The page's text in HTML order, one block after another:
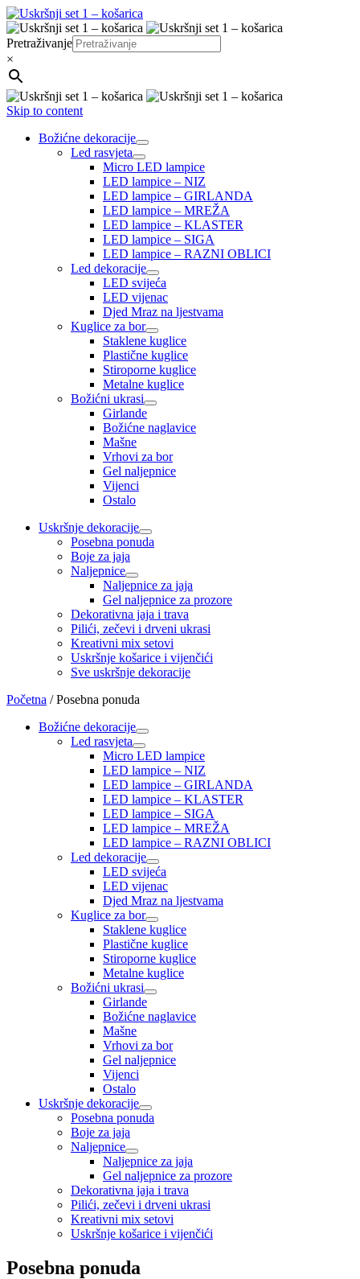
Pretraživanje
×
Skip to content
Božićne dekoracije
Led rasvjeta
Micro LED lampice
LED lampice – NIZ
LED lampice – GIRLANDA
LED lampice – MREŽA
LED lampice – KLASTER
LED lampice – SIGA
LED lampice – RAZNI OBLICI
Led dekoracije
LED svijeća
LED vijenac
Djed Mraz na ljestvama
Kuglice za bor
Staklene kuglice
Plastične kuglice
Stiroporne kuglice
Metalne kuglice
Božićni ukrasi
Girlande
Božićne naglavice
Mašne
Vrhovi za bor
Gel naljepnice
Vijenci
Ostalo
Uskršnje dekoracije
Posebna ponuda
Boje za jaja
Naljepnice
Naljepnice za jaja
Gel naljepnice za prozore
Dekorativna jaja i trava
Pilići, zečevi i drveni ukrasi
Kreativni mix setovi
Uskršnje košarice i vijenčići
Sve uskršnje dekoracije
Početna /Posebna ponuda
Božićne dekoracije
Led rasvjeta
Micro LED lampice
LED lampice – NIZ
LED lampice – GIRLANDA
LED lampice – KLASTER
LED lampice – SIGA
LED lampice – MREŽA
LED lampice – RAZNI OBLICI
Led dekoracije
LED svijeća
LED vijenac
Djed Mraz na ljestvama
Kuglice za bor
Staklene kuglice
Plastične kuglice
Stiroporne kuglice
Metalne kuglice
Božićni ukrasi
Girlande
Božićne naglavice
Mašne
Vrhovi za bor
Gel naljepnice
Vijenci
Ostalo
Uskršnje dekoracije
Posebna ponuda
Boje za jaja
Naljepnice
Naljepnice za jaja
Gel naljepnice za prozore
Dekorativna jaja i trava
Pilići, zečevi i drveni ukrasi
Kreativni mix setovi
Uskršnje košarice i vijenčići
Posebna ponuda